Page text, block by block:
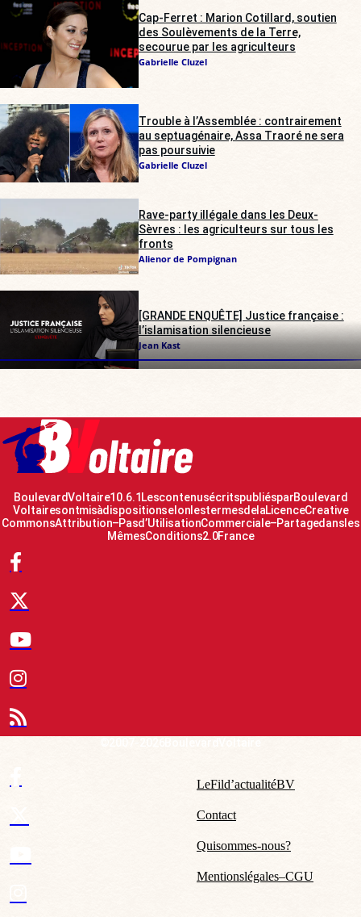
Cap-Ferret : Marion Cotillard, soutien
des Soulèvements de la Terre,
secourue par les agriculteurs
Gabrielle Cluzel
Trouble à l’Assemblée : contrairement
au septuagénaire, Assa Traoré ne sera
pas poursuivie
Gabrielle Cluzel
Rave-party illégale dans les Deux-
Sèvres : les agriculteurs sur tous les
fronts
Alienor de Pompignan
[GRANDE ENQUÊTE] Justice française :
l’islamisation silencieuse
Jean Kast
Boulevard Voltaire 10.6.1 Les contenus écrits publiés par Boulevard
Voltaire sont mis à disposition selon les termes de la Licence Creative
Commons Attribution – Pas d’Utilisation Commerciale – Partage dans les
Mêmes Conditions 2.0 France
Le Fil d’actualité BV
Contact
Qui sommes-nous ?
Mentions légales – CGU